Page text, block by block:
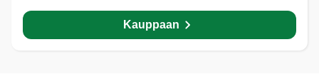
Kauppaan